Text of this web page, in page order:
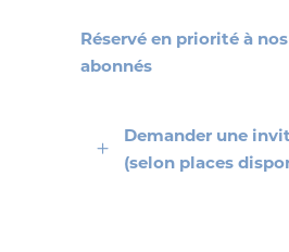
Réservé en priorité à
abonnés
Demander une
(selon places